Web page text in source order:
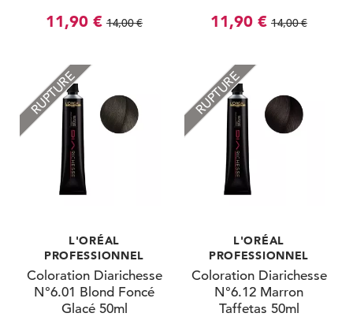
11,90 € 14,00 € 11,90 € 14,00 €
RUPTURE
L'ORÉAL
PROFESSIONNEL
Coloration Diarichesse
N°6.01 Blond Foncé
Glacé 50ml
RUPTURE
L'ORÉAL
PROFESSIONNEL
Coloration Diarichesse
N°6.12 Marron
Taffetas 50ml